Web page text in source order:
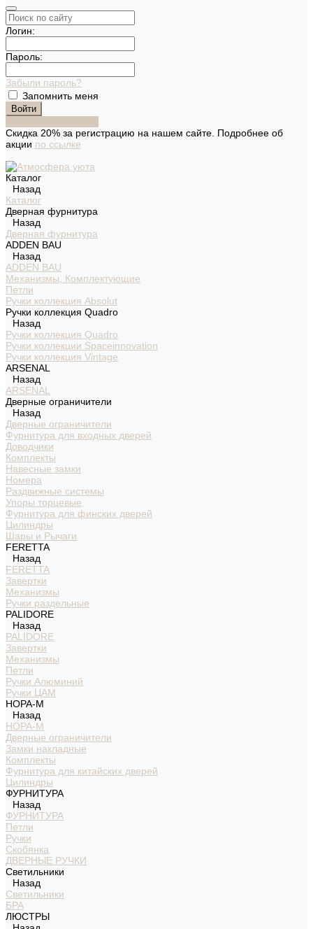
Логин:
Пароль:
Забыли пароль?
Запомнить меня
Скидка 20% за регистрацию на нашем сайте. Подробнее об
акции по ссылке
Каталог
Назад
Каталог
Дверная фурнитура
Назад
Дверная фурнитура
ADDEN BAU
Назад
ADDEN BAU
Механизмы, Комплектующие
Петли
Ручки коллекция Absolut
Ручки коллекция Quadro
Назад
Ручки коллекция Quadro
Ручки коллекции Spaceinnovation
Ручки коллекция Vintage
ARSENAL
Назад
ARSENAL
Дверные ограничители
Назад
Дверные ограничители
Фурнитура для входных дверей
Доводчики
Комплекты
Навесные замки
Номера
Раздвижные системы
Упоры торцевые
Фурнитура для финских дверей
Цилиндры
Шары и Рычаги
FERETTA
Назад
FERETTA
Завертки
Механизмы
Ручки раздельные
PALIDORE
Назад
PALIDORE
Завертки
Механизмы
Петли
Ручки Алюминий
Ручки ЦАМ
НОРА-М
Назад
НОРА-М
Дверные ограничители
Замки накладные
Комплекты
Фурнитура для китайских дверей
Цилиндры
ФУРНИТУРА
Назад
ФУРНИТУРА
Петли
Ручки
Скобянка
ДВЕРНЫЕ РУЧКИ
Светильники
Назад
Светильники
БРА
ЛЮСТРЫ